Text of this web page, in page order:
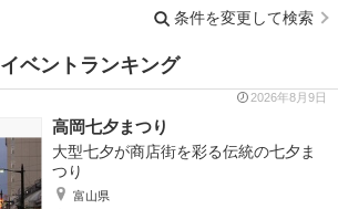
条件を変更して検索
イベントランキング
2026年8月9日
高岡七夕まつり
大型七夕が商店街を彩る伝統の七夕ま
つり
富山県